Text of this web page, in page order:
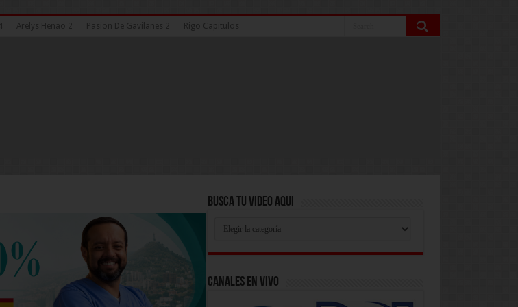
Arelys Henao 2 Pasion De Gavilanes 2 Rigo Capitulos
Busca Tu Video Aqui
Aqui
Canales En Vivo